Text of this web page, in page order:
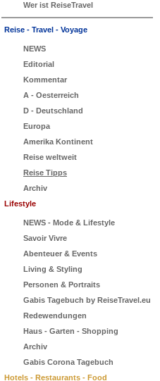
Wer ist ReiseTravel
Reise - Travel - Voyage
NEWS
Editorial
Kommentar
A - Oesterreich
D - Deutschland
Europa
Amerika Kontinent
Reise weltweit
Reise Tipps
Archiv
Lifestyle
NEWS - Mode & Lifestyle
Savoir Vivre
Abenteuer & Events
Living & Styling
Personen & Portraits
Gabis Tagebuch by ReiseTravel.eu
Redewendungen
Haus - Garten - Shopping
Archiv
Gabis Corona Tagebuch
Hotels - Restaurants - Food